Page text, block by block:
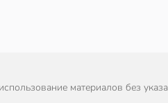
материалов без